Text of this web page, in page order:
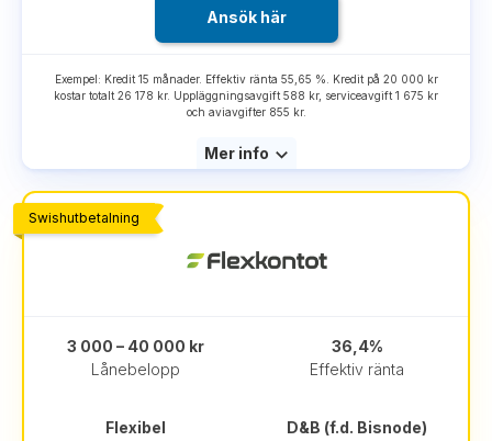
Ansök här
Exempel: Kredit 15 månader. Effektiv ränta 55,65 %. Kredit på 20 000 kr
kostar totalt 26 178 kr. Uppläggningsavgift 588 kr, serviceavgift 1 675 kr
och aviavgifter 855 kr.
Mer info
Swishutbetalning
Lånebelopp
3 000 – 40 000 kr
Effektiv ränta
36,4%
Flexibel
D&B (f.d. Bisnode)